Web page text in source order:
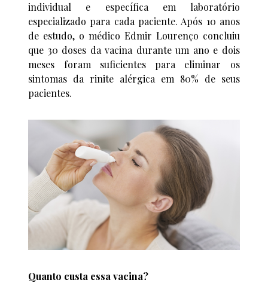
individual e específica em laboratório
especializado para cada paciente. Após 10 anos
de estudo, o médico Edmir Lourenço concluiu
que 30 doses da vacina durante um ano e dois
meses foram suficientes para eliminar os
sintomas da rinite alérgica em 80% de seus
pacientes.
Quanto custa essa vacina?